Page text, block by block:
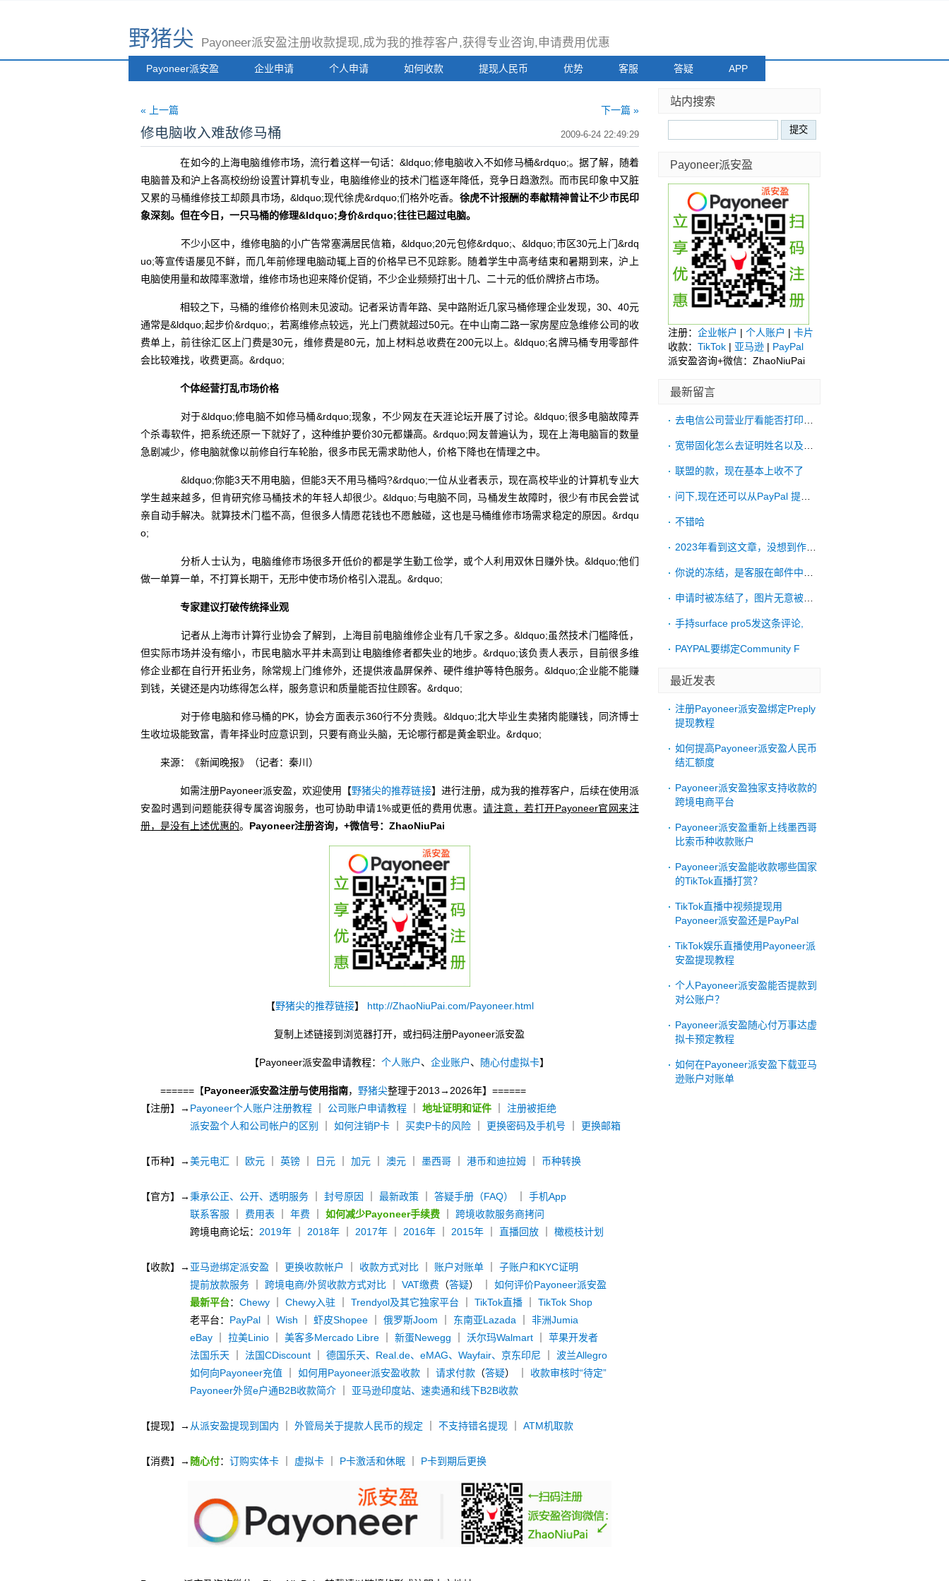
野猪尖 Payoneer派安盈注册收款提现,成为我的推荐客户,获得专业咨询,申请费用优惠
Payoneer派安盈 企业申请 个人申请 如何收款 提现人民币 优势 客服 答疑 APP
« 上一篇 下一篇 »
2009-6-24 22:49:29
修电脑收入难敌修马桶
在如今的上海电脑维修市场，流行着这样一句话：&ldquo;修电脑收入不如修马桶&rdquo;。据了解，随着
电脑普及和沪上各高校纷纷设置计算机专业，电脑维修业的技术门槛逐年降低，竞争日趋激烈。而市民印象中又脏
又累的马桶维修技工却颇具市场，&ldquo;现代徐虎&rdquo;们格外吃香。 徐虎不计报酬的奉献精神曾让不少市民印
象深刻。但在今日，一只马桶的修理&ldquo;身价&rdquo;往往已超过电脑。
不少小区中，维修电脑的小广告常塞满居民信箱，&ldquo;20元包修&rdquo;、&ldquo;市区30元上门&rdq
uo;等宣传语屡见不鲜，而几年前修理电脑动辄上百的价格早已不见踪影。随着学生中高考结束和暑期到来，沪上
电脑使用量和故障率激增，维修市场也迎来降价促销，不少企业频频打出十几、二十元的低价牌挤占市场。
相较之下，马桶的维修价格则未见波动。记者采访青年路、吴中路附近几家马桶修理企业发现，30、40元
通常是&ldquo;起步价&rdquo;，若离维修点较远，光上门费就超过50元。在中山南二路一家房屋应急维修公司的收
费单上，前往徐汇区上门费是30元，维修费是80元，加上材料总收费在200元以上。&ldquo;名牌马桶专用零部件
会比较难找，收费更高。&rdquo;
个体经营打乱市场价格
对于&ldquo;修电脑不如修马桶&rdquo;现象，不少网友在天涯论坛开展了讨论。&ldquo;很多电脑故障弄
个杀毒软件，把系统还原一下就好了，这种维护要价30元都嫌高。&rdquo;网友普遍认为，现在上海电脑盲的数量
急剧减少，修电脑就像以前修自行车轮胎，很多市民无需求助他人，价格下降也在情理之中。
&ldquo;你能3天不用电脑，但能3天不用马桶吗?&rdquo;一位从业者表示，现在高校毕业的计算机专业大
学生越来越多，但肯研究修马桶技术的年轻人却很少。&ldquo;与电脑不同，马桶发生故障时，很少有市民会尝试
亲自动手解决。就算技术门槛不高，但很多人情愿花钱也不愿触碰，这也是马桶维修市场需求稳定的原因。&rdqu
o;
分析人士认为，电脑维修市场很多开低价的都是学生勤工俭学，或个人利用双休日赚外快。&ldquo;他们
做一单算一单，不打算长期干，无形中使市场价格引入混乱。&rdquo;
专家建议打破传统择业观
记者从上海市计算行业协会了解到，上海目前电脑维修企业有几千家之多。&ldquo;虽然技术门槛降低，
但实际市场并没有缩小，市民电脑水平并未高到让电脑维修者都失业的地步。&rdquo;该负责人表示，目前很多维
修企业都在自行开拓业务，除常规上门维修外，还提供液晶屏保养、硬件维护等特色服务。&ldquo;企业能不能赚
到钱，关键还是内功练得怎么样，服务意识和质量能否拉住顾客。&rdquo;
对于修电脑和修马桶的PK，协会方面表示360行不分贵贱。&ldquo;北大毕业生卖猪肉能赚钱，同济博士
生收垃圾能致富，青年择业时应意识到，只要有商业头脑，无论哪行都是黄金职业。&rdquo;
来源：《新闻晚报》（记者：秦川）
如需注册Payoneer派安盈，欢迎使用【野猪尖的推荐链接】进行注册，成为我的推荐客户，后续在使用派
安盈时遇到问题能获得专属咨询服务，也可协助申请1%或更低的费用优惠。请注意，若打开Payoneer官网来注
册，是没有上述优惠的。 Payoneer注册咨询，+微信号：ZhaoNiuPai
【野猪尖的推荐链接】 http://ZhaoNiuPai.com/Payoneer.html
复制上述链接到浏览器打开，或扫码注册Payoneer派安盈
【Payoneer派安盈申请教程：个人账户、企业账户、 随心付虚拟卡】
======【Payoneer派安盈注册与使用指南， 野猪尖整理于2013→2026年】======
【注册】→ Payoneer个人账户注册教程 公司账户申请教程 ｜地址证明和证件
注册被拒绝
派安盈个人和公司帐户的区别
｜如何注销P卡 买卖P卡的风险 更换密码及手机号 更换邮箱
【币种】→美元电汇 欧元 ｜英镑 日元 ｜加元 ｜澳元 ｜墨西哥 ｜港币和迪拉姆 币种转换
【官方】→秉承公正、公开、透明服务 ｜封号原因 ｜最新政策 ｜答疑手册（FAQ） ｜手机App
联系客服
费用表 ｜年费 ｜如何减少Payoneer手续费
跨境收款服务商拷问
跨境电商论坛： 2019年 2018年 2017年 2016年 2015年 直播回放 ｜橄榄枝计划
【收款】→ 亚马逊绑定派安盈 更换收款帐户 收款方式对比 账户对账单 ｜子账户和KYC证明
提前放款服务
跨境电商/外贸收款方式对比 ｜VAT缴费 （答疑） ｜如何评价Payoneer派安盈
最新平台：Chewy ｜Chewy入驻 ｜Trendyol及其它独家平台 ｜TikTok直播 ｜TikTok Shop
老平台： PayPal ｜Wish 虾皮Shopee ｜俄罗斯Joom 东南亚Lazada ｜非洲Jumia
eBay ｜拉美Linio ｜美客多Mercado Libre ｜新蛋Newegg ｜沃尔玛Walmart ｜苹果开发者
法国乐天
法国CDiscount ｜德国乐天、Real.de、eMAG、Wayfair、京东印尼 ｜波兰Allegro
如何向Payoneer充值 ｜如何用Payoneer派安盈收款 ｜请求付款 （答疑） ｜ 收款审核时“待定”
Payoneer外贸e户通B2B收款简介
亚马逊印度站、速卖通和线下B2B收款
【提现】→ 从派安盈提现到国内 ｜外管局关于提款人民币的规定 ｜不支持错名提现 ｜ATM机取款
【消费】→ 随心付：订购实体卡 虚拟卡 P卡激活和休眠 P卡到期后更换
站内搜索
Payoneer派安盈
注册： 企业帐户 | 个人账户 | 卡片
收款： TikTok | 亚马逊 | PayPal
派安盈咨询+微信：ZhaoNiuPai
最新留言
联盟的款，现在基本上收不了
不错哈
手持surface pro5发这条评论,
PAYPAL要绑定Community F
最近发表
注册Payoneer派安盈绑定Preply
提现教程
如何提高Payoneer派安盈人民币
结汇额度
Payoneer派安盈独家支持收款的
跨境电商平台
Payoneer派安盈重新上线墨西哥
比索币种收款账户
Payoneer派安盈能收款哪些国家
的TikTok直播打赏？
TikTok直播中视频提现用
Payoneer派安盈还是PayPal
TikTok娱乐直播使用Payoneer派
安盈提现教程
个人Payoneer派安盈能否提款到
对公账户？
Payoneer派安盈随心付万事达虚
拟卡预定教程
如何在Payoneer派安盈下载亚马
逊账户对账单